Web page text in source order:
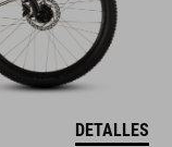
DETALLES